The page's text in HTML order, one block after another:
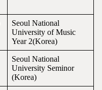
Seoul National
University of Music
Year 2(Korea)
Seoul National
University Seminor
(Korea)